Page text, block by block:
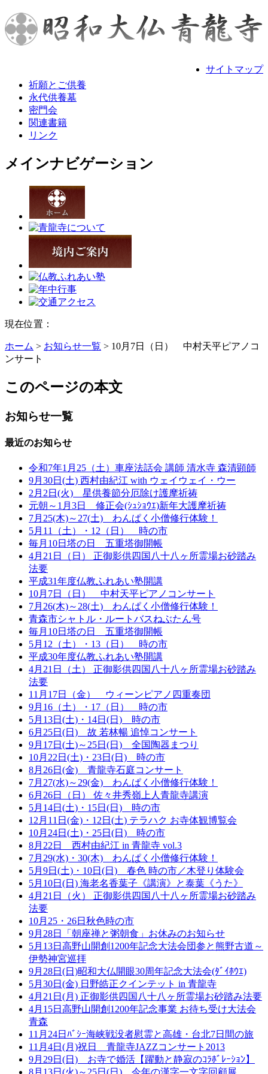
サイトマップ
祈願とご供養
永代供養墓
密門会
関連書籍
リンク
メインナビゲーション
現在位置：
ホーム > お知らせ一覧 > 10月7日（日） 中村天平ピアノコ
ンサート
このページの本文
お知らせ一覧
最近のお知らせ
令和7年1月25（土）車座法話会 講師 清水寺 森清顕師
9月30日(土) 西村由紀江 with ウェイウェイ・ウー
2月2日(火) 星供養節分厄除け護摩祈祷
元朝～1月3日 修正会(ｼｭｼｮｳｴ)新年大護摩祈祷
7月25(木)～27(土) わんぱく小僧修行体験！
5月11（土）・12（日） 時の市
毎月10日塔の日 五重塔御開帳
4月21日（日） 正御影供四国八十八ヶ所霊場お砂踏み
法要
平成31年度仏教ふれあい塾開講
10月7日（日） 中村天平ピアノコンサート
7月26(木)～28(土) わんぱく小僧修行体験！
青森市シャトル・ルートバスねぶたん号
毎月10日塔の日 五重塔御開帳
5月12（土）・13（日） 時の市
平成30年度仏教ふれあい塾開講
4月21日（土） 正御影供四国八十八ヶ所霊場お砂踏み
法要
11月17日（金） ウィーンピアノ四重奏団
9月16（土）・17（日） 時の市
5月13日(土)・14日(日) 時の市
6月25日(日) 故 若林暢 追悼コンサート
9月17日(土)～25日(日) 全国陶器まつり
10月22日(土)・23日(日) 時の市
8月26日(金) 青龍寺石庭コンサート
7月27(水)～29(金) わんぱく小僧修行体験！
6月26日（日） 佐々井秀嶺上人青龍寺講演
5月14日(土)・15日(日) 時の市
12月11日(金)・12日(土) テラハク お寺体観博覧会
10月24日(土)・25日(日) 時の市
8月22日 西村由紀江 in 青龍寺 vol.3
7月29(水)・30(木) わんぱく小僧修行体験！
5月9日(土)・10日(日) 春色 時の市／木登り体験会
5月10日(日) 海老名香葉子《講演》と泰葉《うた》
4月21日（火） 正御影供四国八十八ヶ所霊場お砂踏み
法要
10月25・26日秋色時の市
9月28日「朝座禅と粥朝食」お休みのお知らせ
5月13日高野山開創1200年記念大法会団参と熊野古道～
伊勢神宮巡拝
9月28日(日)昭和大仏開眼30周年記念大法会(ﾀﾞｲﾎｳｴ)
5月30日(金) 日野皓正クインテット in 青龍寺
4月21日(月) 正御影供四国八十八ヶ所霊場お砂踏み法要
4月15日高野山開創1200年記念事業 お待ち受け大法会
青森
11月24日ﾊﾞｼｰ海峡戦没者慰霊と高雄・台北7日間の旅
11月4日(月)祝日 青龍寺JAZZコンサート2013
9月29日(日) お寺で婚活【躍動と静寂のｺﾗﾎﾞﾚｰｼｮﾝ】
8月13日(火)～25日(日) 今年の漢字一文字回顧展